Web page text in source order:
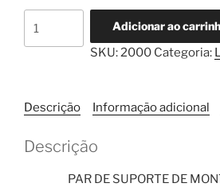
de
MTA
Adicionar ao
SKU:2000 Categoria:
Descrição Informação adicional
Descrição
PAR DE SUPORTE DE